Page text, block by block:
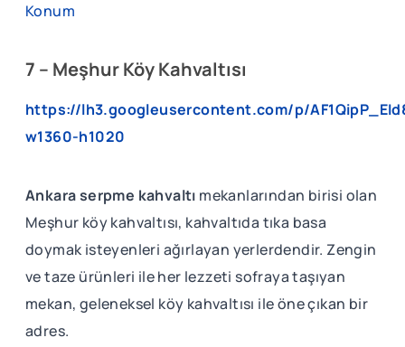
Konum
7 – Meşhur Köy Kahvaltısı
https://lh3.googleusercontent.com/p/
w1360-h1020
Ankara serpme kahvaltı mekanlarından birisi olan
Meşhur köy kahvaltısı, kahvaltıda tıka basa
doymak isteyenleri ağırlayan yerlerdendir. Zengin
ve taze ürünleri ile her lezzeti sofraya taşıyan
mekan, geleneksel köy kahvaltısı ile öne çıkan bir
adres.